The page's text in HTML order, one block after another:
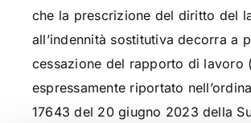
che la prescrizione del diritto del
all’indennità sostitutiva decorra a
cessazione del rapporto di lavoro
espressamente riportato
17643 del 20 giugno 2023 della